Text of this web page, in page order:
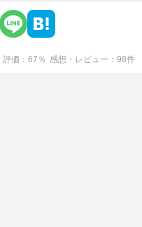
評価 67 ％ 感想・レビュー 98件